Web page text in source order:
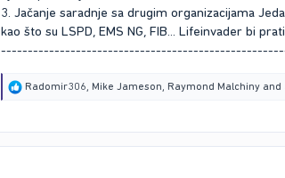
3. Jačanje saradnje sa drugim organizacijama
kao što su LSPD, EMS NG, FIB... Lifeinvader bi
R
Radomir306, Mike Jameson, Raymond Malchiny and